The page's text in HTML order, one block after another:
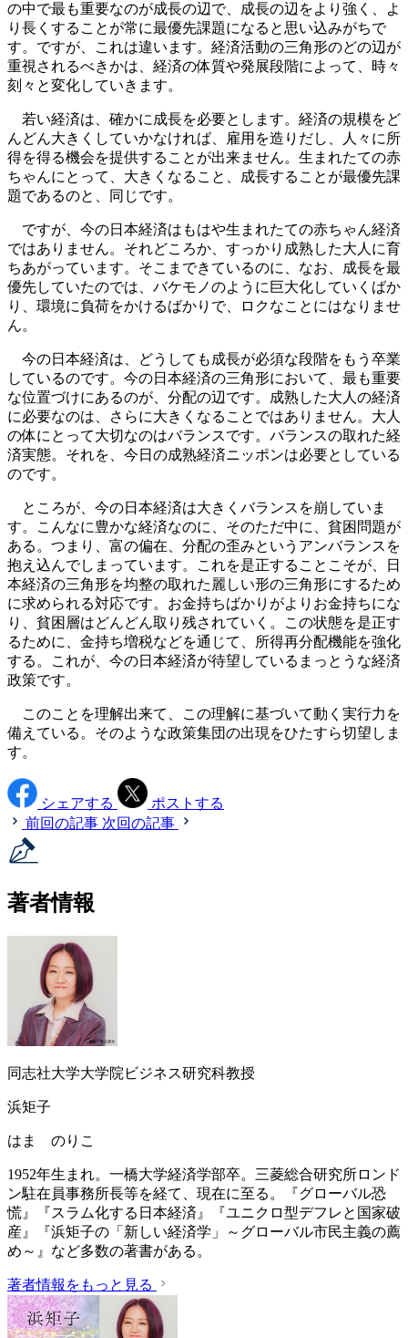
の中で最も重要なのが成長の辺で、成長の辺をより強く、よ
り長くすることが常に最優先課題になると思い込みがちで
す。ですが、これは違います。経済活動の三角形のどの辺が
重視されるべきかは、経済の体質や発展段階によって、時々
刻々と変化していきます。
若い経済は、確かに成長を必要とします。経済の規模をど
んどん大きくしていかなければ、雇用を造りだし、人々に所
得を得る機会を提供することが出来ません。生まれたての赤
ちゃんにとって、大きくなること、成長することが最優先課
題であるのと、同じです。
ですが、今の日本経済はもはや生まれたての赤ちゃん経済
ではありません。それどころか、すっかり成熟した大人に育
ちあがっています。そこまできているのに、なお、成長を最
優先していたのでは、バケモノのように巨大化していくばか
り、環境に負荷をかけるばかりで、ロクなことにはなりませ
ん。
今の日本経済は、どうしても成長が必須な段階をもう卒業
しているのです。今の日本経済の三角形において、最も重要
な位置づけにあるのが、分配の辺です。成熟した大人の経済
に必要なのは、さらに大きくなることではありません。大人
の体にとって大切なのはバランスです。バランスの取れた経
済実態。それを、今日の成熟経済ニッポンは必要としている
のです。
ところが、今の日本経済は大きくバランスを崩していま
す。こんなに豊かな経済なのに、そのただ中に、貧困問題が
ある。つまり、富の偏在、分配の歪みというアンバランスを
抱え込んでしまっています。これを是正することこそが、日
本経済の三角形を均整の取れた麗しい形の三角形にするため
に求められる対応です。お金持ちばかりがよりお金持ちにな
り、貧困層はどんどん取り残されていく。この状態を是正す
るために、金持ち増税などを通じて、所得再分配機能を強化
する。これが、今の日本経済が待望しているまっとうな経済
政策です。
このことを理解出来て、この理解に基づいて動く実行力を
備えている。そのような政策集団の出現をひたすら切望しま
す。
シェアする
ポストする
前回の記事 次回の記事
著者情報
同志社大学大学院ビジネス研究科教授
浜矩子
はま のりこ
1952年生まれ。一橋大学経済学部卒。三菱総合研究所ロンド
ン駐在員事務所長等を経て、現在に至る。『グローバル恐
慌』『スラム化する日本経済』『ユニクロ型デフレと国家破
産』『浜矩子の「新しい経済学」～グローバル市民主義の薦
め～』など多数の著書がある。
著者情報をもっと見る